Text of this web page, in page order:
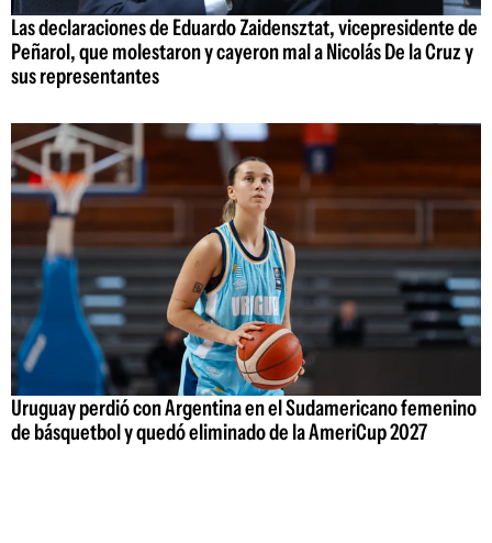
Las declaraciones de Eduardo Zaidensztat, vicepresidente de
Peñarol, que molestaron y cayeron mal a Nicolás De la Cruz y
sus representantes
Uruguay perdió con Argentina en el Sudamericano femenino
de básquetbol y quedó eliminado de la AmeriCup 2027